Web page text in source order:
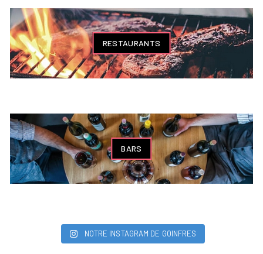
RESTAURANTS
BARS
NOTRE INSTAGRAM DE GOINFRES